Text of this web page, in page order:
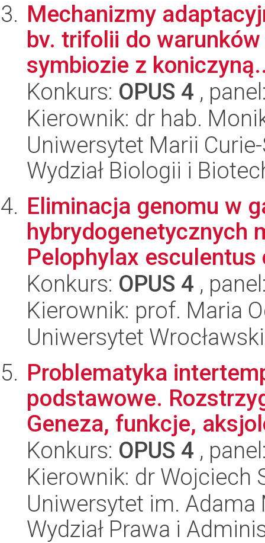
Mechanizmy
bv. trifolii do
symbiozie z
Konkurs: OPUS 4 ,
Kierownik: dr hab.
Uniwersytet Marii
Wydział Biologii i
Eliminacja genomu w
hybrydogenetycznych
Pelophylax esculentus
Konkurs: OPUS 4 ,
Kierownik: prof. Maria
Uniwersytet
Problematyka
podstawowe.
Geneza, funkcje,
Konkurs: OPUS 4 ,
Kierownik: dr Wojciech
Uniwersytet im.
Wydział Prawa i